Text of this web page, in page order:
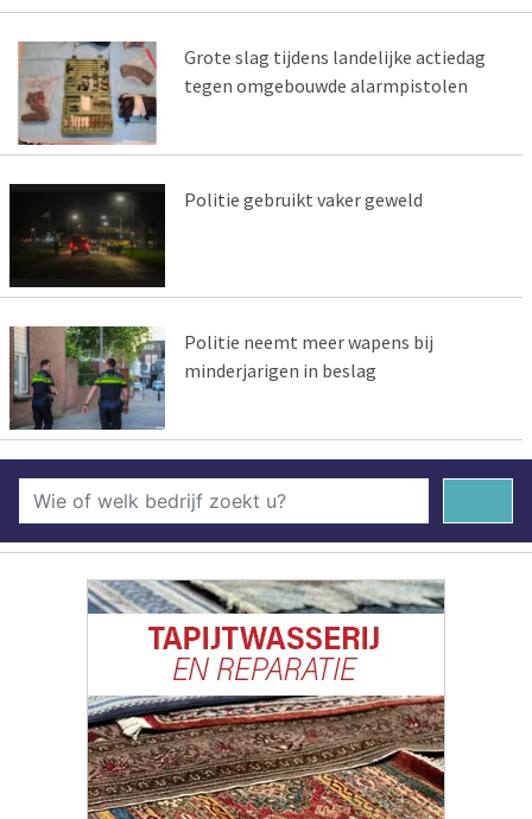
Grote slag tijdens landelijke actiedag
tegen omgebouwde alarmpistolen
Politie gebruikt vaker geweld
Politie neemt meer wapens bij
minderjarigen in beslag